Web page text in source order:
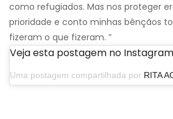
como refugiados. Mas nos proteger
prioridade e conto minhas bênçãos
fizeram o que fizeram. ”
Veja esta postagem no Instagram
Uma postagem compartilhada por RITA